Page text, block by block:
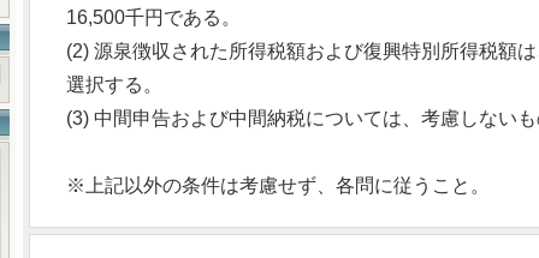
16,500千円である。
(2) 源泉徴収された所得税額および復興特別所得税額
選択する。
(3) 中間申告および中間納税については、考慮しない
※上記以外の条件は考慮せず、各問に従うこと。